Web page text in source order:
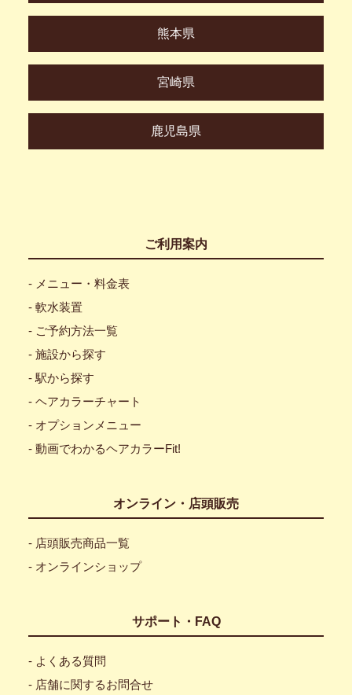
熊本県
宮崎県
鹿児島県
ご利用案内
- メニュー・料金表
- 軟水装置
- ご予約方法一覧
- 施設から探す
- 駅から探す
- ヘアカラーチャート
- オプションメニュー
- 動画でわかるヘアカラーFit!
オンライン・店頭販売
- 店頭販売商品一覧
- オンラインショップ
サポート・FAQ
- よくある質問
- 店舗に関するお問合せ